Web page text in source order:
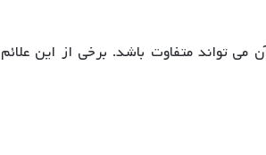
تواند متفاوت باشد. برخی از این علائم